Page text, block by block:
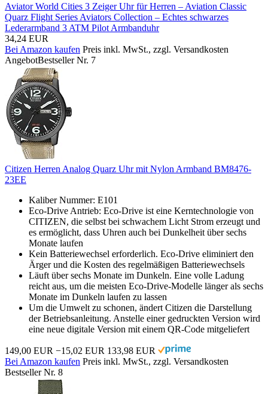
Aviator World Cities 3 Zeiger Uhr für Herren – Aviation Classic
Quarz Flight Series Aviators Collection – Echtes schwarzes
Lederarmband 3 ATM Pilot Armbanduhr
34,24 EUR
Bei Amazon kaufen Preis inkl. MwSt., zzgl. Versandkosten
AngebotBestseller Nr. 7
Citizen Herren Analog Quarz Uhr mit Nylon Armband BM8476-
23EE
Kaliber Nummer: E101
Eco-Drive Antrieb: Eco-Drive ist eine Kerntechnologie von
CITIZEN, die selbst bei schwachem Licht Strom erzeugt und
es ermöglicht, dass Uhren auch bei Dunkelheit über sechs
Monate laufen
Kein Batteriewechsel erforderlich. Eco-Drive eliminiert den
Ärger und die Kosten des regelmäßigen Batteriewechsels
Läuft über sechs Monate im Dunkeln. Eine volle Ladung
reicht aus, um die meisten Eco-Drive-Modelle länger als sechs
Monate im Dunkeln laufen zu lassen
Um die Umwelt zu schonen, ändert Citizen die Darstellung
der Betriebsanleitung. Anstelle einer gedruckten Version wird
eine neue digitale Version mit einem QR-Code mitgeliefert
149,00 EUR −15,02 EUR 133,98 EUR
Bei Amazon kaufen Preis inkl. MwSt., zzgl. Versandkosten
Bestseller Nr. 8